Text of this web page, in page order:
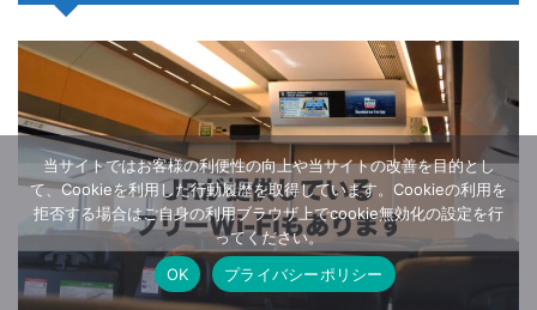
当サイトではお客様の利便性の向上や当サイトの改善を目的とし
て、Cookieを利用した行動履歴を取得しています。Cookieの利用を
拒否する場合はご自身の利用ブラウザ上でcookie無効化の設定を行
ってください。
OK
プライバシーポリシー